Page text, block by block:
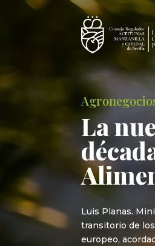
La
Luis Planas.
transitorio de
europeo,